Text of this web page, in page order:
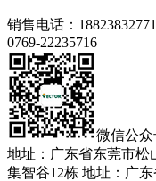
销售电话：
0769-22235716
微信公众
地址：广东省东莞市松
集智谷12栋 地址：广